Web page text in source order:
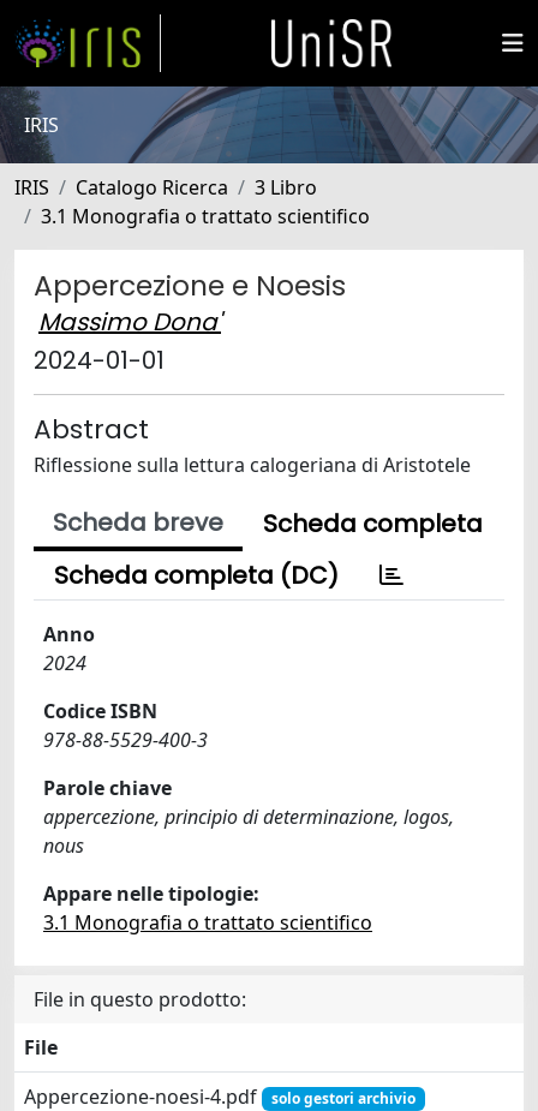
IRIS
IRIS Catalogo Ricerca
3 Libro
3.1 Monografia o trattato scientifico
Appercezione e Noesis
Massimo Dona'
2024-01-01
Abstract
Riflessione sulla lettura calogeriana di Aristotele
Scheda breve
Scheda completa
Scheda completa (DC)
Anno
2024
Codice ISBN
978-88-5529-400-3
Parole chiave
appercezione, principio di determinazione, logos,
nous
Appare nelle tipologie:
3.1 Monografia o trattato scientifico
File in questo prodotto:
File
Appercezione-noesi-4.pdf
solo gestori archivio